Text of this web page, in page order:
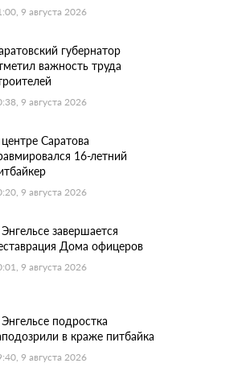
9 августа 2026
губернатор
важность труда
9 августа 2026
Саратова
16-летний
9 августа 2026
завершается
Дома офицеров
9 августа 2026
подростка
в краже питбайка
9 августа 2026